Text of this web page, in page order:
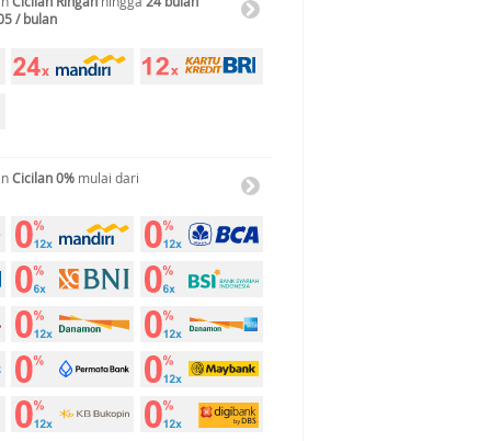
/ bulan
Cicilan 0% mulai dari